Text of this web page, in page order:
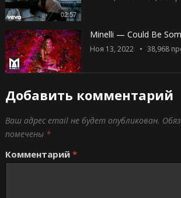
02:57
Minelli — Could Be
Ноя 13, 2022 38,968
Добавить комментарий
Ваш адрес email не будет опубликован.
помечены *
Комментарий *